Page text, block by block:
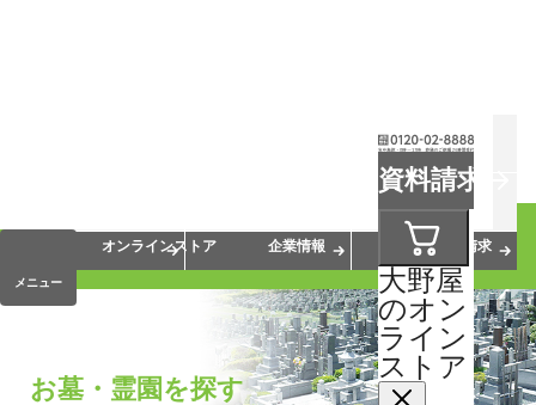
資料請求
大野屋
のオン
ライン
ストア
メニュー
会員サービス
オンラインストア
企業情報 資料請求
お墓・霊園を探す